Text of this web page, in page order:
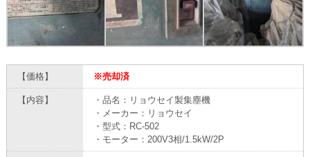
【価格】 ※売却済
【内容】
・品名：リョウセイ製集塵機
・メーカー：リョウセイ
・型式：RC-502
・モーター：200V3相/1.5kW/2P